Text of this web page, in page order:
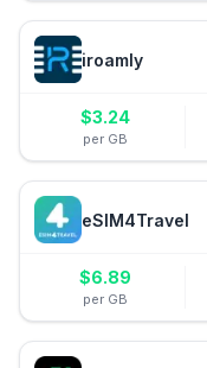
iroamly
$3.24
per GB
eSIM4Travel
$6.89
per GB